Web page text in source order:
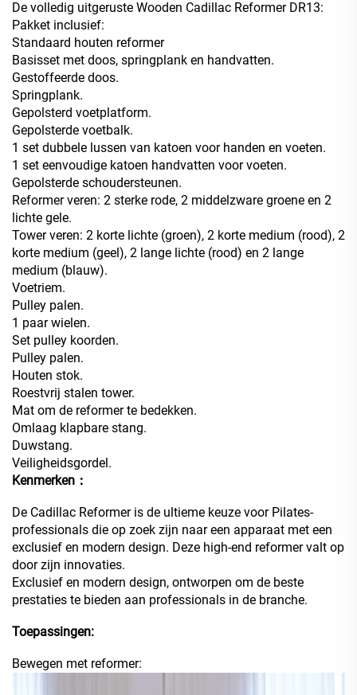
De volledig uitgeruste Wooden Cadillac Reformer DR13:
Pakket inclusief:
Standaard houten reformer
Basisset met doos, springplank en handvatten.
Gestoffeerde doos.
Springplank.
Gepolsterd voetplatform.
Gepolsterde voetbalk.
1 set dubbele lussen van katoen voor handen en voeten.
1 set eenvoudige katoen handvatten voor voeten.
Gepolsterde schoudersteunen.
Reformer veren: 2 sterke rode, 2 middelzware groene en 2
lichte gele.
Tower veren: 2 korte lichte (groen), 2 korte medium (rood), 2
korte medium (geel), 2 lange lichte (rood) en 2 lange
medium (blauw).
Voetriem.
Pulley palen.
1 paar wielen.
Set pulley koorden.
Pulley palen.
Houten stok.
Roestvrij stalen tower.
Mat om de reformer te bedekken.
Omlaag klapbare stang.
Duwstang.
Veiligheidsgordel.
Kenmerken：
De Cadillac Reformer is de ultieme keuze voor Pilates-
professionals die op zoek zijn naar een apparaat met een
exclusief en modern design. Deze high-end reformer valt op
door zijn innovaties.
Exclusief en modern design, ontworpen om de beste
prestaties te bieden aan professionals in de branche.
Toepassingen:
Bewegen met reformer: